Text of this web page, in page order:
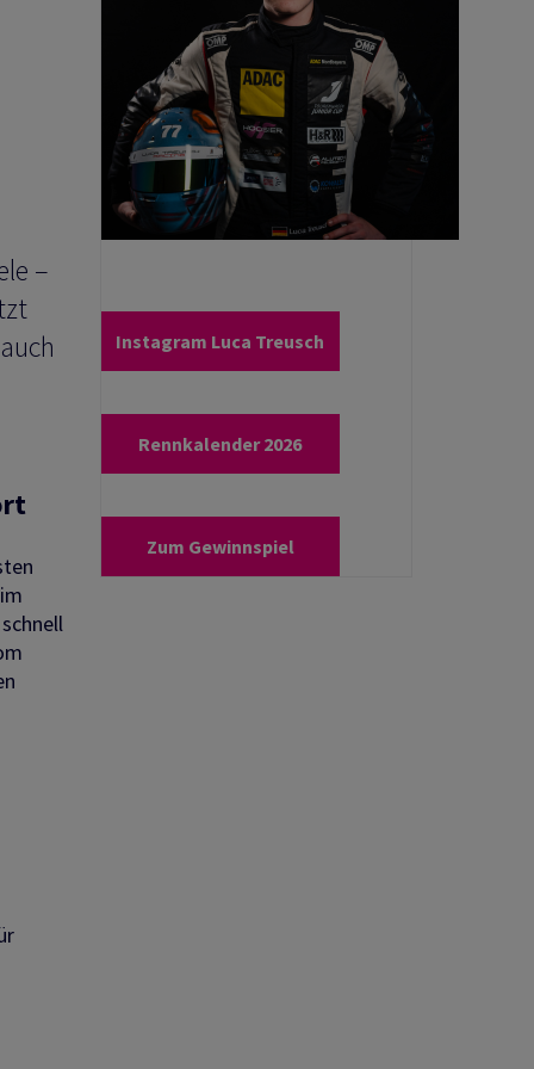
–
Instagram Luca Treusch
Rennkalender 2026
Zum Gewinnspiel